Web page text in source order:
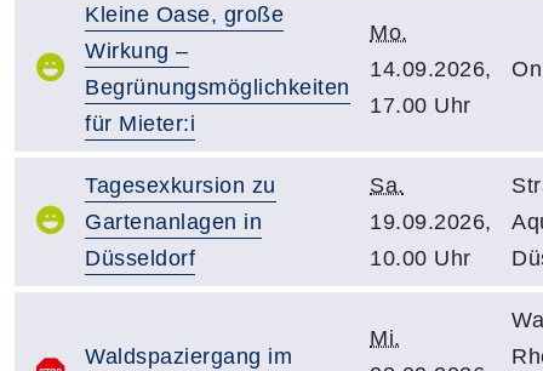
Kleine Oase, große
Wirkung –
Begrünungsmöglichkeiten
für Mieter:i
Mo.
14.09.2026,
17.00 Uhr
Tagesexkursion zu
Gartenanlagen in
Düsseldorf
Sa.
19.09.2026,
10.00 Uhr
Waldspaziergang im
Mi.